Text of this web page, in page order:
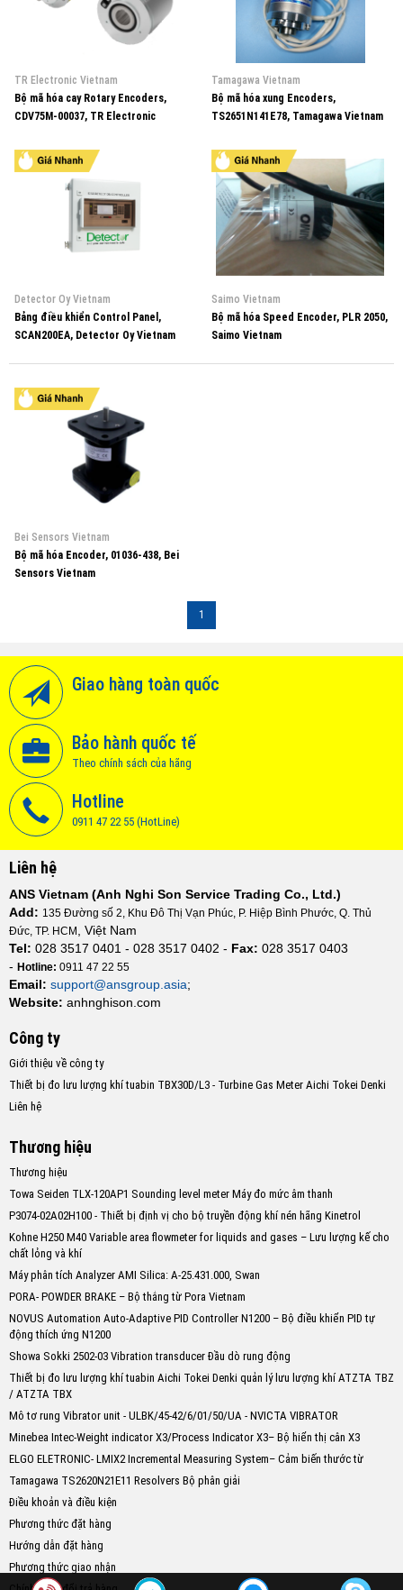
TR Electronic Vietnam
Bộ mã hóa cay Rotary Encoders,
CDV75M-00037, TR Electronic
Tamagawa Vietnam
Bộ mã hóa xung Encoders,
TS2651N141E78, Tamagawa Vietnam
Detector Oy Vietnam
Bảng điều khiển Control Panel,
SCAN200EA, Detector Oy Vietnam
Saimo Vietnam
Bộ mã hóa Speed Encoder, PLR 2050,
Saimo Vietnam
Bei Sensors Vietnam
Bộ mã hóa Encoder, 01036-438, Bei
Sensors Vietnam
1
Giao hàng toàn quốc
Bảo hành quốc tế
Theo chính sách của hãng
Hotline
0911 47 22 55 (HotLine)
Liên hệ
ANS Vietnam (Anh Nghi Son Service Trading Co., Ltd.)
Add: 135 Đường số 2, Khu Đô Thị Vạn Phúc, P. Hiệp Bình Phước, Q. Thủ
Đức, TP. HCM
, Việt Nam
Tel: 028 3517 0401 - 028 3517 0402 - Fax: 028 3517 0403
- Hotline: 0911 47 22 55
Email: support@ansgroup.asia;
Website: anhnghison.com
Công ty
Giới thiệu về công ty
Thiết bị đo lưu lượng khí tuabin TBX30D/L3 - Turbine Gas Meter Aichi Tokei Denki
Liên hệ
Thương hiệu
Thương hiệu
Towa Seiden TLX-120AP1 Sounding level meter Máy đo mức âm thanh
P3074-02A02H100 - Thiết bị định vị cho bộ truyền động khí nén hãng Kinetrol
Kohne H250 M40 Variable area flowmeter for liquids and gases – Lưu lượng kế cho
chất lỏng và khí
Máy phân tích Analyzer AMI Silica: A-25.431.000, Swan
PORA- POWDER BRAKE – Bộ thắng từ Pora Vietnam
NOVUS Automation Auto-Adaptive PID Controller N1200 – Bộ điều khiển PID tự
động thích ứng N1200
Showa Sokki 2502-03 Vibration transducer Đầu dò rung động
Thiết bị đo lưu lượng khí tuabin Aichi Tokei Denki quản lý lưu lượng khí ATZTA TBZ
/ ATZTA TBX
Mô tơ rung Vibrator unit - ULBK/45-42/6/01/50/UA - NVICTA VIBRATOR
Minebea Intec-Weight indicator X3/Process Indicator X3– Bộ hiển thị cân X3
ELGO ELETRONIC- LMIX2 Incremental Measuring System– Cảm biến thước từ
Tamagawa TS2620N21E11 Resolvers Bộ phân giải
Điều khoản và điều kiện
Phương thức đặt hàng
Hướng dẫn đặt hàng
Phương thức giao nhận